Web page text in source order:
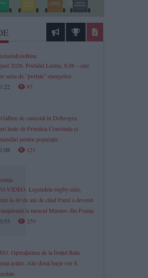
2026. Portalul Leului, 8.08 - care
seria de ”portale” energetice
97
de caniculă în Dobrogea.
luate de Primăria Constanța și
pentru populație
121
VIDEO. Legendele rugby-ului,
la 40 de ani de când Farul a devenit
la turneul Masters din Franța
259
Operațiunea de la brațul Bala
astăzi. Alte două barje vor fi